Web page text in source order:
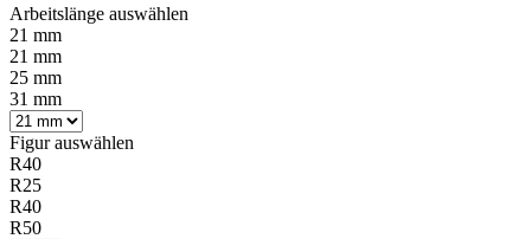
Arbeitslänge auswählen
21 mm
21 mm
25 mm
31 mm
Figurauswählen
R40
R25
R40
R50